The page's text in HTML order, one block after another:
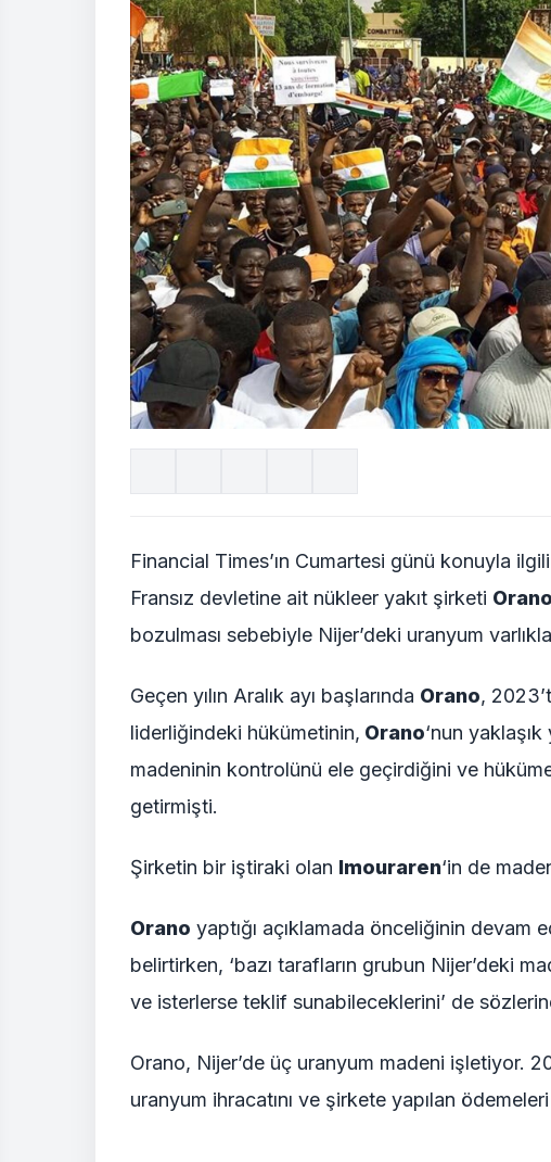
Financial Times’ın Cumartesi günü konuyla
Fransız devletine ait nükleer yakıt şirketi Orano
bozulması sebebiyle Nijer’deki uranyum
Geçen yılın Aralık ayı başlarında Orano,
liderliğindeki hükümetinin, Orano‘nun
madeninin kontrolünü ele geçirdiğini ve
getirmişti.
Şirketin bir iştiraki olan Imouraren‘in de
Orano yaptığı açıklamada önceliğinin devam
belirtirken, ‘bazı tarafların grubun Nijer’deki
ve isterlerse teklif sunabileceklerini’ de
Orano, Nijer’de üç uranyum madeni işletiyor.
uranyum ihracatını ve şirkete yapılan